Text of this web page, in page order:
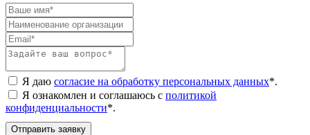
Я даю согласие на обработку персональных данных*.
Я ознакомлен и соглашаюсь с политикой
конфиденциальности*.
Отправить заявку